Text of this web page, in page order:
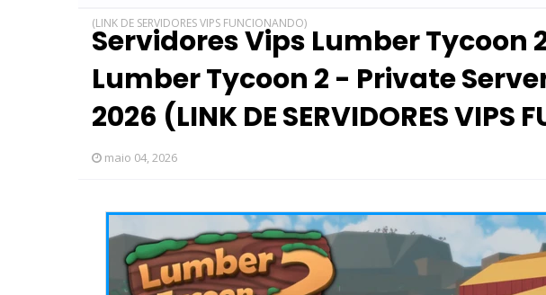
(LINK DE SERVIDORES VIPS FUNCIONANDO)
Servidores Vips Lumber Tycoon
Lumber Tycoon 2 - Private
2026 (LINK DE SERVIDORES VIPS
maio 04, 2026